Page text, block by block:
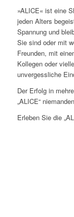
»ALICE« ist eine
jeden Alters
Spannung und
Sie sind oder mit
Freunden, mit
Kollegen oder
unvergessliche
Der Erfolg in
„ALICE“
Erleben Sie die